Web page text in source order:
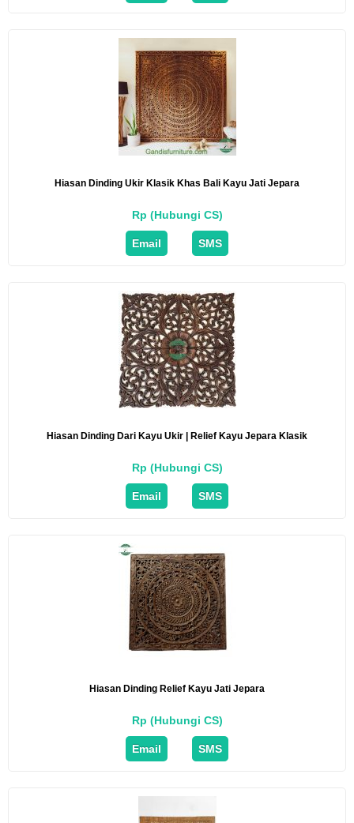
Hiasan Dinding Ukir Klasik Khas Bali Kayu Jati Jepara
Rp (Hubungi CS)
Email SMS
Hiasan Dinding Dari Kayu Ukir | Relief Kayu Jepara Klasik
Rp (Hubungi CS)
Email SMS
Hiasan Dinding Relief Kayu Jati Jepara
Rp (Hubungi CS)
Email SMS